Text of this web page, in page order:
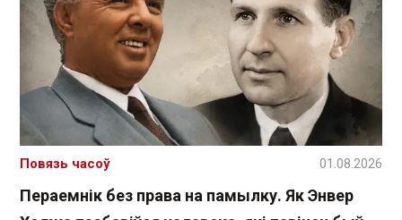
Пераемнік без права на памылку. Як Энвер
Повязь часоў 01.08.2026